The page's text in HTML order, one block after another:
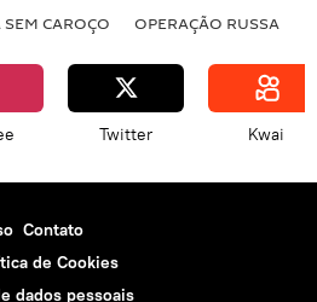
CAROÇO OPERAÇÃO RUSSA
Twitter Kwai
Contato
de Cookies
dados pessoais